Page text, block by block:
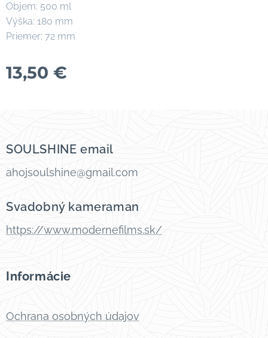
Objem: 500 ml
Výška: 180 mm
Priemer: 72 mm
13,50 €
SOULSHINE email
ahojsoulshine@gmail.com
Svadobný kameraman
https://www.modernefilms.sk/
Informácie
Ochrana osobných údajov